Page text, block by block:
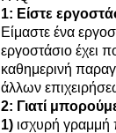
1: Είστε
Είμαστε ένα
εργοστάσιο έχει
καθημερινή
άλλων
2: Γιατί
1) ισχυρή γραμμή